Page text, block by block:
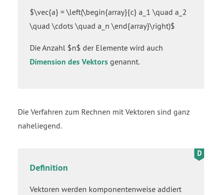
$\vec{a} = \left(\begin{array}{c} a_1 \quad a_2
\quad \cdots \quad a_n \end{array}\right)$
Die Anzahl $n$ der Elemente wird auch
Dimension des Vektors genannt.
Die Verfahren zum Rechnen mit Vektoren sind ganz
naheliegend.
Definition
Vektoren werden komponentenweise addiert